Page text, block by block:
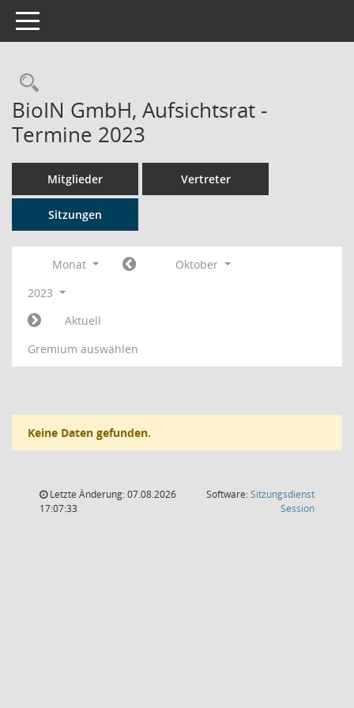
Toggle navigation
Rechercheauswahl
BioIN GmbH, Aufsichtsrat -
Termine 2023
Mitglieder Vertreter
Sitzungen
Monat
Oktober
2023
Aktuell
Gremium auswählen
Keine Daten gefunden.
Letzte Änderung: 07.08.2026
17:07:33
Software:Sitzungsdienst
Session(Wird in